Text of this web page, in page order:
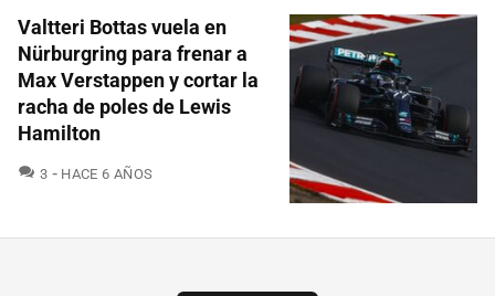
Valtteri Bottas vuela en
Nürburgring para frenar a
Max Verstappen y cortar la
racha de poles de Lewis
Hamilton
3 COMENTARIOS
HACE 6 AÑOS